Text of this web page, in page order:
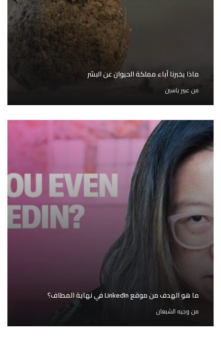
ماذا يخبرنا آباء مملكة الحيوان عن البشر
من عبير ياسين
ما هو الهدف من موقع LinkedIn في نهاية المطاف؟
من وجيه الشبعان